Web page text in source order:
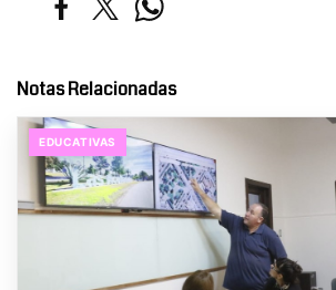
Notas Relacionadas
EDUCATIVAS